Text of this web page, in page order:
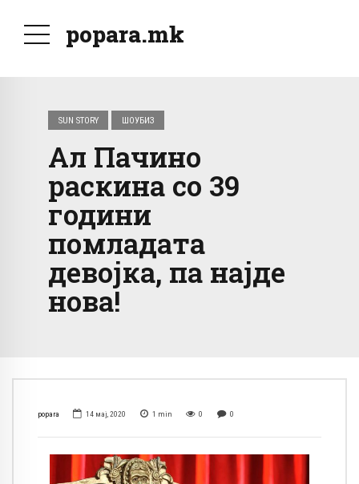
popara.mk
SUN STORY ШОУБИЗ
Ал Пачино
раскина со 39
години
помладата
девојка, па најде
нова!
popara 14 мај, 2020 1 min 0 0